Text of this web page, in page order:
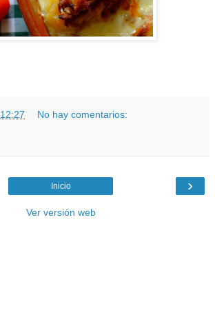
12:27 No hay comentarios:
›
Inicio
Ver versión web